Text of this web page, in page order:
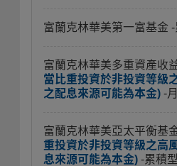
富蘭克林華美第一富基金 -
富蘭克林華美多重資產收
當比重投資於非投資等級
之配息來源可能為本金) -
富蘭克林華美亞太平衡基
重投資於非投資等級之高
息來源可能為本金) -累積